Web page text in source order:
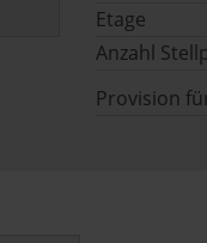
Etage
Anzahl
Provision